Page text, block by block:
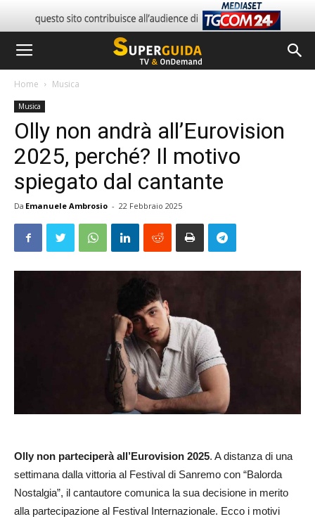
Home Musica
Musica
Olly non andrà all’Eurovision
2025, perché? Il motivo
spiegato dal cantante
Da Emanuele Ambrosio - 22 Febbraio 2025
Olly non parteciperà all’Eurovision 2025. A distanza di una
settimana dalla vittoria al Festival di Sanremo con “Balorda
Nostalgia”, il cantautore comunica la sua decisione in merito
alla partecipazione al Festival Internazionale. Ecco i motivi